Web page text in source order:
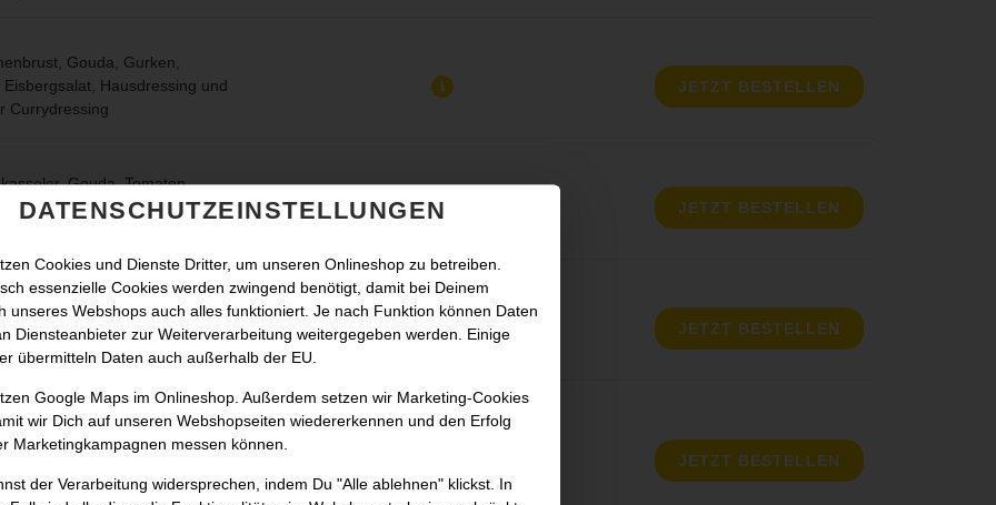
Gouda, Gurken,
Eisbergsalat, Hausdressing und
Currydressing
JETZT BESTELLEN
Gouda, Tomaten,
Eisbergsalat und
JETZT BESTELLEN
Gouda, Tomaten, Zwiebeln,
Eisbergsalat und
JETZT BESTELLEN
Chester-Käse,
Tomaten, Zwiebeln,
Hausdressing, Senf
JETZT BESTELLEN
DATENSCHUTZEINSTELLUNGEN
Cookies und Dienste Dritter, um unseren Onlineshop zu betreiben.
essenzielle Cookies werden zwingend benötigt, damit bei Deinem
unseres Webshops auch alles funktioniert. Je nach Funktion können Daten
Diensteanbieter zur Weiterverarbeitung weitergegeben werden. Einige
übermitteln Daten auch außerhalb der EU.
Google Maps im Onlineshop. Außerdem setzen wir Marketing-Cookies
wir Dich auf unseren Webshopseiten wiedererkennen und den Erfolg
Marketingkampagnen messen können.
der Verarbeitung widersprechen, indem Du "Alle ablehnen" klickst. In